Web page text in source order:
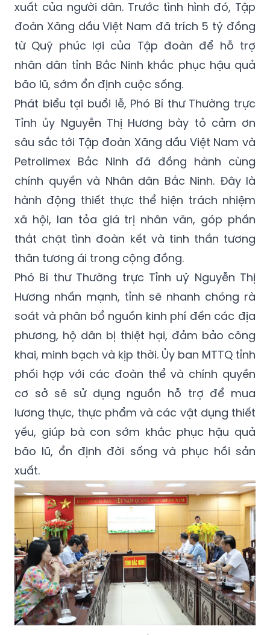
đã gây ngập lụt nhiều địa phương, ảnh
hưởng nghiêm trọng đến đời sống và sản
xuất của người dân. Trước tình hình đó, Tập
đoàn Xăng dầu Việt Nam đã trích 5 tỷ đồng
từ Quỹ phúc lợi của Tập đoàn để hỗ trợ
nhân dân tỉnh Bắc Ninh khắc phục hậu quả
bão lũ, sớm ổn định cuộc sống.
Phát biểu tại buổi lễ, Phó Bí thư Thường trực
Tỉnh ủy Nguyễn Thị Hương bày tỏ cảm ơn
sâu sắc tới Tập đoàn Xăng dầu Việt Nam và
Petrolimex Bắc Ninh đã đồng hành cùng
chính quyền và Nhân dân Bắc Ninh. Đây là
hành động thiết thực thể hiện trách nhiệm
xã hội, lan tỏa giá trị nhân văn, góp phần
thắt chặt tình đoàn kết và tinh thần tương
thân tương ái trong cộng đồng.
Phó Bí thư Thường trực Tỉnh uỷ Nguyễn Thị
Hương nhấn mạnh, tỉnh sẽ nhanh chóng rà
soát và phân bổ nguồn kinh phí đến các địa
phương, hộ dân bị thiệt hại, đảm bảo công
khai, minh bạch và kịp thời. Ủy ban MTTQ tỉnh
phối hợp với các đoàn thể và chính quyền
cơ sở sẽ sử dụng nguồn hỗ trợ để mua
lương thực, thực phẩm và các vật dụng thiết
yếu, giúp bà con sớm khắc phục hậu quả
bão lũ, ổn định đời sống và phục hồi sản
xuất.